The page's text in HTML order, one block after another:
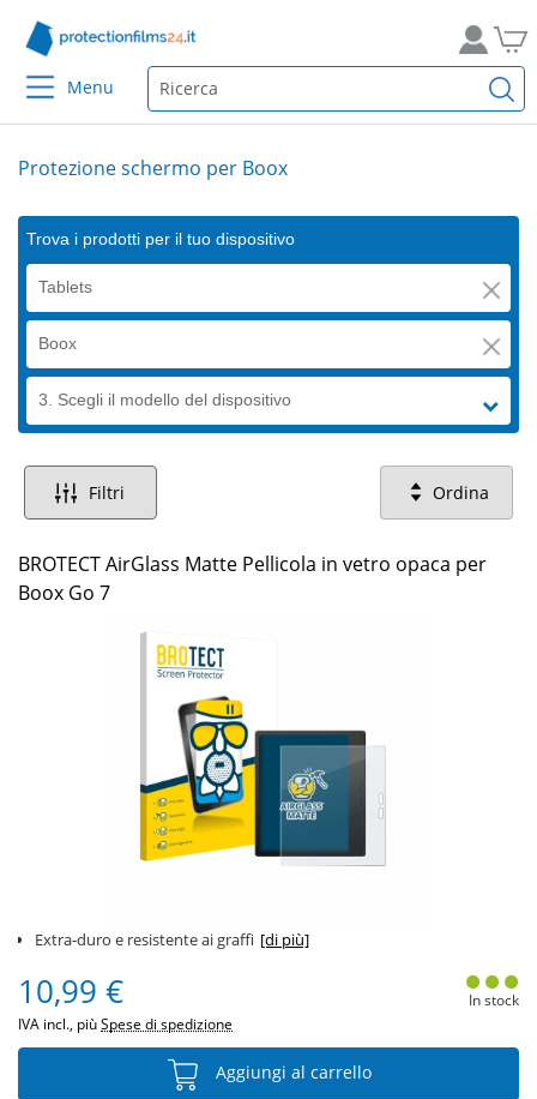
Menu
Protezione schermo per Boox
Trova i prodotti per il tuo dispositivo
Tablets
Boox
3. Scegli il modello del dispositivo
Filtri Ordina
BROTECT AirGlass Matte Pellicola in vetro opaca per
Boox Go 7
Extra-duro e resistente ai graffi [di più]
10,99 €
IVA incl., piùSpese di spedizione
In stock
Aggiungi al carrello